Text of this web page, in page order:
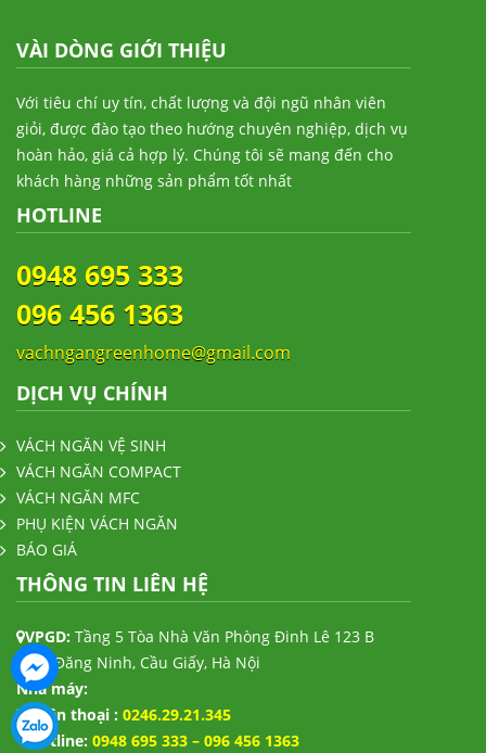
VÀI DÒNG GIỚI THIỆU
Với tiêu chí uy tín, chất lượng và đội ngũ nhân viên
giỏi, được đào tạo theo hướng chuyên nghiệp, dịch vụ
hoàn hảo, giá cả hợp lý. Chúng tôi sẽ mang đến cho
khách hàng những sản phẩm tốt nhất
HOTLINE
0948 695 333
096 456 1363
vachngangreenhome@gmail.com
DỊCH VỤ CHÍNH
VÁCH NGĂN VỆ SINH
VÁCH NGĂN COMPACT
VÁCH NGĂN MFC
PHỤ KIỆN VÁCH NGĂN
BÁO GIÁ
THÔNG TIN LIÊN HỆ
VPGD: Tầng 5 Tòa Nhà Văn Phòng Đinh Lê 123 B
Trần Đăng Ninh, Cầu Giấy, Hà Nội
Nhà máy:
Điện thoại : 0246.29.21.345
Hotline: 0948 695 333 – 096 456 1363